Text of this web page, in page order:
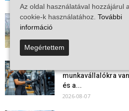
Megszűnt a
2026-08-08
Aktuális
munkavállalókra
és a...
2026-08-07
Az oldal használatával hozzájárul a
cookie-k használatához. További
információ
Megértettem